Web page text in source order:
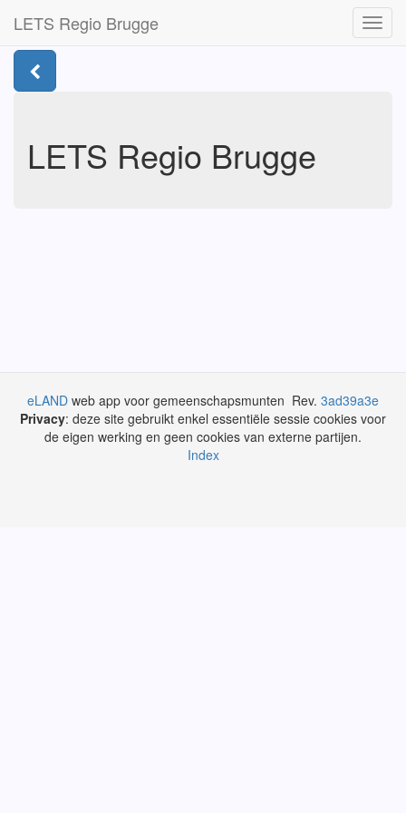
LETS Regio Brugge
LETS Regio Brugge
eLAND web app voor gemeenschapsmunten Rev. 3ad39a3e
Privacy: deze site gebruikt enkel essentiële sessie cookies voor
de eigen werking en geen cookies van externe partijen.
Index